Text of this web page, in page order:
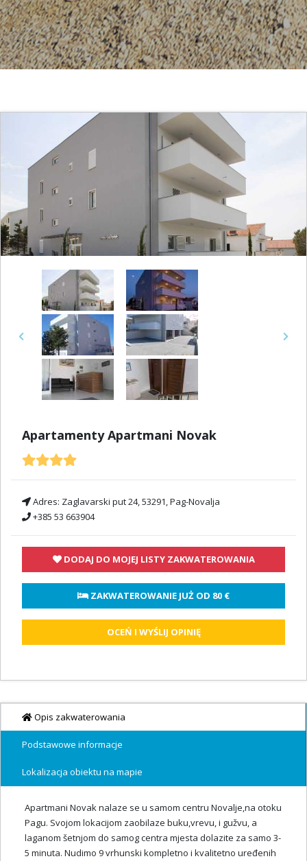
Previous Next
Apartamenty Apartmani Novak
Adres: Zaglavarski put 24, 53291, Pag-Novalja
+385 53 663904
DODAJ DO MOJEJ LISTY ZAKWATEROWANIA
ZAKWATEROWANIE JUŻ OD 80 €
OCEŃ I WYŚLIJ OPINIĘ
Opis zakwaterowania
Podstawowe informacje
Lokalizacja obiektu na mapie
Apartmani Novak nalaze se u samom centru Novalje,na otoku
Pagu. Svojom lokacijom zaobilaze buku,vrevu, i gužvu, a
laganom šetnjom do samog centra mjesta dolazite za samo 3-
5 minuta. Nudimo 9 vrhunski kompletno i kvalitetno uređenih